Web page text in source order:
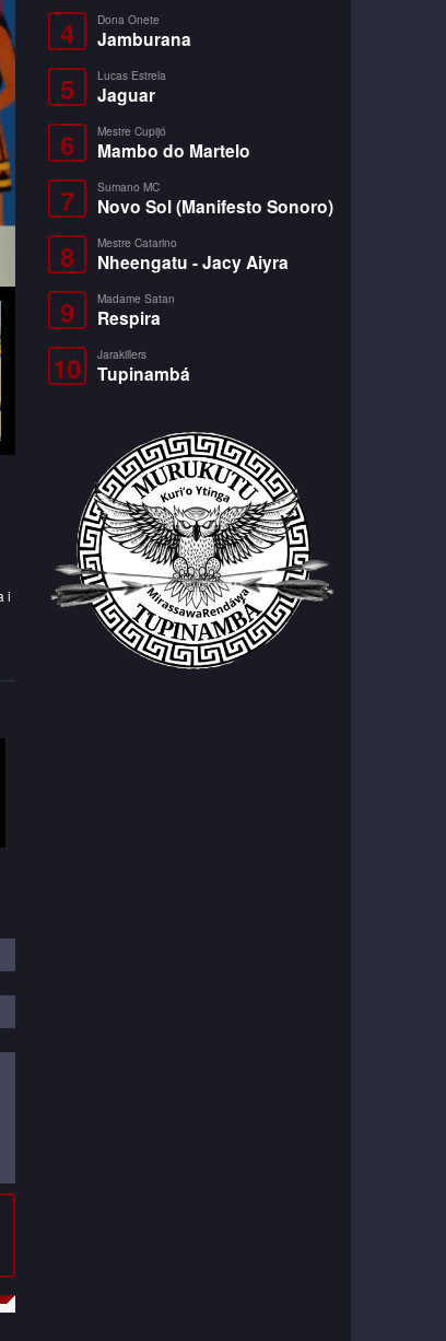
4 Dona Onete
Jamburana
5 Lucas Estrela
Jaguar
6 Mestre Cupijó
Mambo do Martelo
7 Sumano MC
Novo Sol (Manifesto Sonoro)
8 Mestre Catarino
Nheengatu - Jacy Aiyra
9 Madame Satan
Respira
10 Jarakillers
Tupinambá